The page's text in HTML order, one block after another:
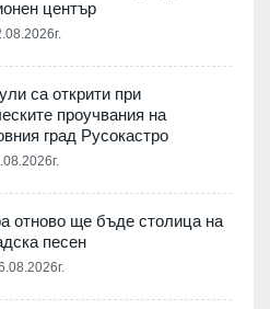
център
са открити при
проучвания на
град Русокастро
отново ще бъде столица на
песен